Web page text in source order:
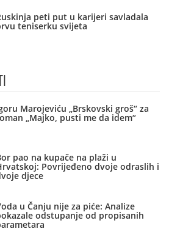
peti put u karijeri savladala
teniserku svijeta
Marojeviću „Brskovski groš“ za
„Majko, pusti me da idem“
pao na kupače na plaži u
Povrijeđeno dvoje odraslih i
djece
u Čanju nije za piće: Analize
odstupanje od propisanih